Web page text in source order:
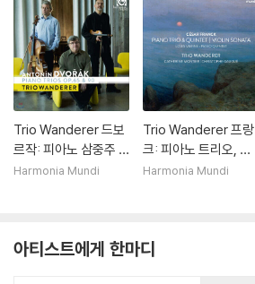
900)
Trio Wanderer 드보
르작: 피아노 삼중주 3
번, 4번 '둠키' (Dvora
Harmonia Mundi
Trio Wanderer 프랑
크: 피아노 트리오, 피
아노 오중주, 바이올린
ntet, Violin Sonata)
Harmonia Mundi
아티스트에게 한마디